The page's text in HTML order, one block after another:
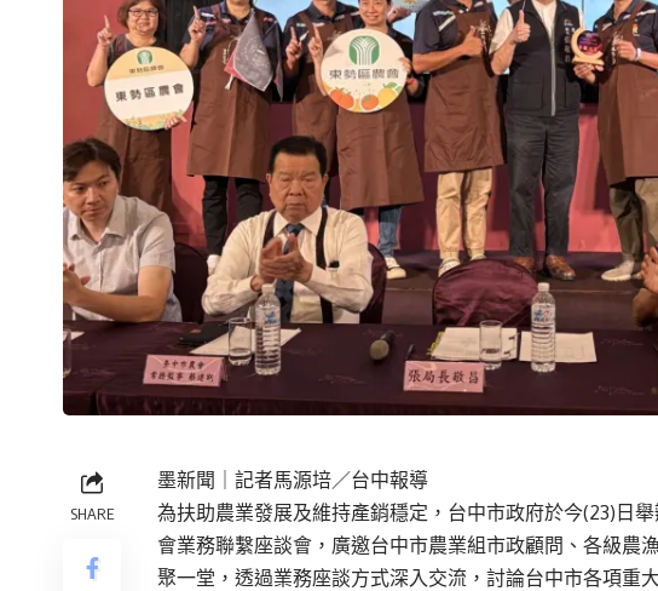
SHARE
墨新聞 ｜記者馬源培／台中報導
為扶助農業發展及維持產銷穩定，台中市政府於今(23)日
會業務聯繫座談會，廣邀台中市農業組市政顧問、各級農
聚一堂，透過業務座談方式深入交流，討論台中市各項重